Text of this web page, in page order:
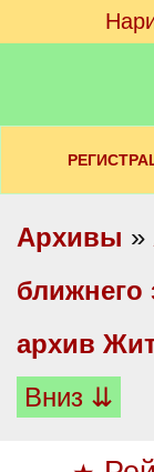
Архивы »
ближнего
архив
Вниз ⇊